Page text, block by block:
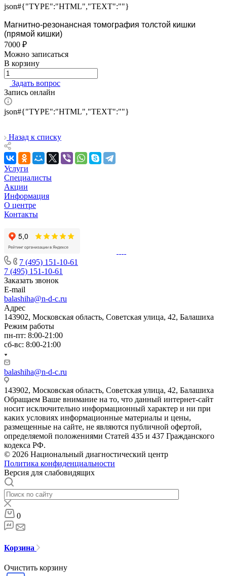
json#{"TYPE":"HTML","TEXT":""}
Магнитно-резонансная томография толстой кишки
(прямой кишки)
7000 ₽
Можно записаться
В корзину
Задать вопрос
Запись онлайн
json#{"TYPE":"HTML","TEXT":""}
Назад к списку
Услуги
Специалисты
Акции
Информация
О центре
Контакты
7 (495) 151-10-61
7 (495) 151-10-61
Заказать звонок
E-mail
balashiha@n-d-c.ru
Адрес
143902, Московская область, Советская улица, 42, Балашиха
Режим работы
пн-пт: 8:00-21:00
сб-вс: 8:00-21:00
balashiha@n-d-c.ru
143902, Московская область, Советская улица, 42, Балашиха
Обращаем Ваше внимание на то, что данный интернет-сайт
носит исключительно информационный характер и ни при
каких условиях информационные материалы и цены,
размещенные на сайте, не являются публичной офертой,
определяемой положениями Статей 435 и 437 Гражданского
кодекса РФ.
© 2026 Национальный диагностический центр
Политика конфиденциальности
Версия для слабовидящих
0
Корзина
Очистить корзину